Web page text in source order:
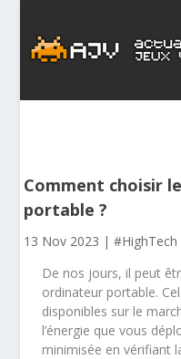
Comment choisir
portable ?
13 Nov 2023 |#HighTech
De nos jours, il peut
ordinateur portable.
disponibles sur le
l’énergie que vous
minimisée en vérifiant